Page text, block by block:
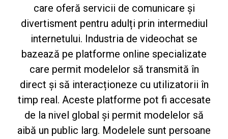
care oferă servicii de comunicare și
divertisment pentru adulți prin intermediul
internetului. Industria de videochat se
bazează pe platforme online specializate
care permit modelelor să transmită în
direct și să interacționeze cu utilizatorii în
timp real. Aceste platforme pot fi accesate
de la nivel global și permit modelelor să
aibă un public larg. Modelele sunt persoane